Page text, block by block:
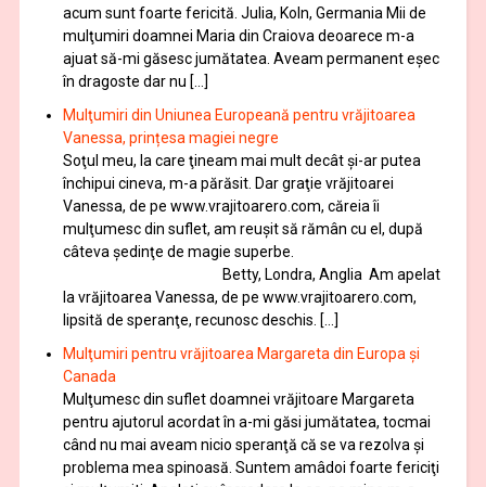
acum sunt foarte fericită. Julia, Koln, Germania Mii de
mulţumiri doamnei Maria din Craiova deoarece m-a
ajuat să-mi găsesc jumătatea. Aveam permanent eşec
în dragoste dar nu […]
Mulţumiri din Uniunea Europeană pentru vrăjitoarea
Vanessa, prințesa magiei negre
Soţul meu, la care ţineam mai mult decât și-ar putea
închipui cineva, m-a părăsit. Dar graţie vrăjitoarei
Vanessa, de pe www.vrajitoarero.com, căreia îi
mulţumesc din suflet, am reuşit să rămân cu el, după
câteva şedinţe de magie superbe.
Betty, Londra, Anglia Am apelat
la vrăjitoarea Vanessa, de pe www.vrajitoarero.com,
lipsită de speranţe, recunosc deschis. […]
Mulţumiri pentru vrăjitoarea Margareta din Europa și
Canada
Mulţumesc din suflet doamnei vrăjitoare Margareta
pentru ajutorul acordat în a-mi găsi jumătatea, tocmai
când nu mai aveam nicio speranţă că se va rezolva şi
problema mea spinoasă. Suntem amâdoi foarte fericiţi